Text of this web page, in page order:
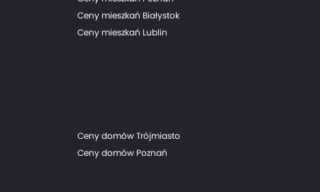
Ceny mieszkań Białystok
Ceny mieszkań Lublin
Ceny domów Trójmiasto
Ceny domów Poznań